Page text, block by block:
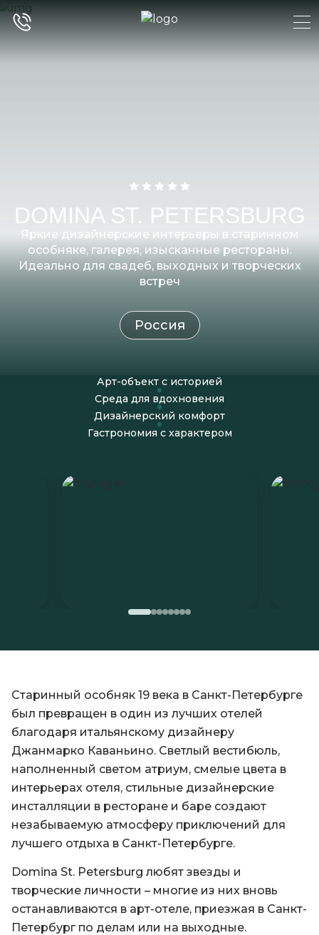
DOMINA ST. PETERSBURG
Яркие дизайнерские интерьеры в старинном
особняке, галерея, изысканные рестораны.
Идеально для свадеб, выходных и творческих
встреч
Россия
Арт-объект с историей
Среда для вдохновения
Дизайнерский комфорт
Гастрономия с характером
Старинный особняк 19 века в Санкт-Петербурге
был превращен в один из лучших отелей
благодаря итальянскому дизайнеру
Джанмарко Каваньино. Светлый вестибюль,
наполненный светом атриум, смелые цвета в
интерьерах отеля, стильные дизайнерские
инсталляции в ресторане и баре создают
незабываемую атмосферу приключений для
лучшего отдыха в Санкт-Петербурге.
Domina St. Petersburg любят звезды и
творческие личности – многие из них вновь
останавливаются в арт-отеле, приезжая в Санкт-
Петербург по делам или на выходные.